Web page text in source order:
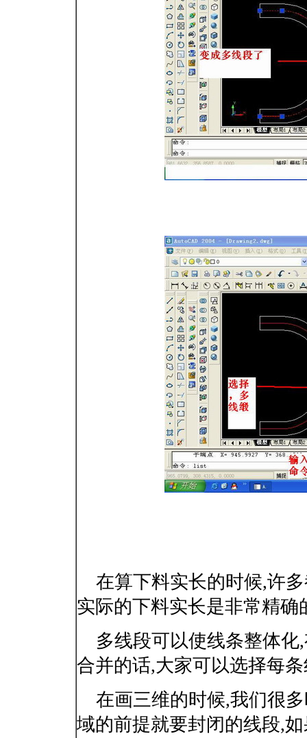
在算下料实长的时候,许多
实际的下料实长是非常精确
多线段可以使线条整体化
合并的话,大家可以选择每
在画三维的时候,我们很
域的前提就要封闭的线段,